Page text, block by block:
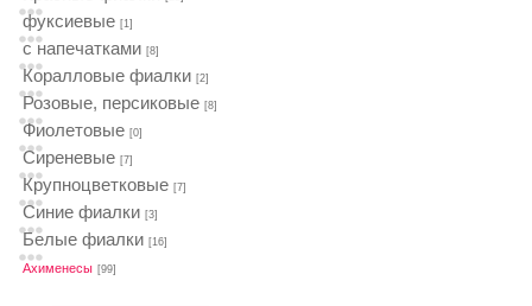
фуксиевые [1]
с напечатками [8]
Коралловые фиалки [2]
Розовые, персиковые [8]
Фиолетовые [0]
Сиреневые [7]
Крупноцветковые [7]
Синие фиалки [3]
Белые фиалки [16]
Ахименесы [99]